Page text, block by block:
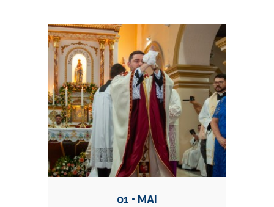
Conteúdo Relacionadas
01 • MAI